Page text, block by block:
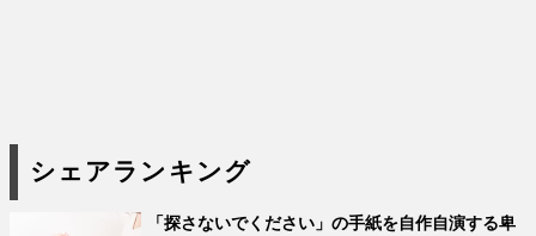
シェアランキング
「探さないでください」の手紙を自作自演する卑